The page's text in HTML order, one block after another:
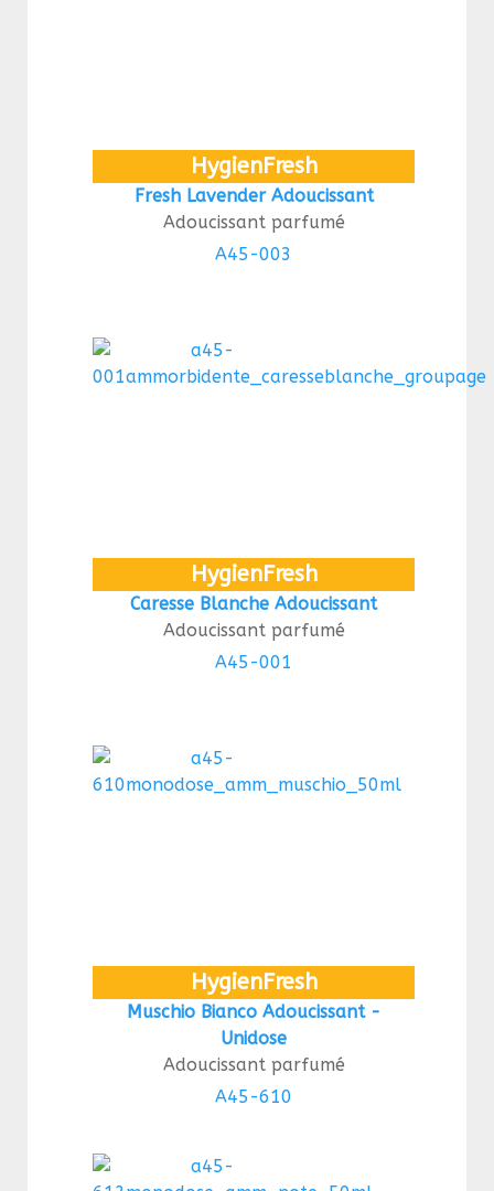
HygienFresh
Fresh Lavender Adoucissant
Adoucissant parfumé
A45-003
HygienFresh
Caresse Blanche Adoucissant
Adoucissant parfumé
A45-001
HygienFresh
Muschio Bianco Adoucissant -
Unidose
Adoucissant parfumé
A45-610